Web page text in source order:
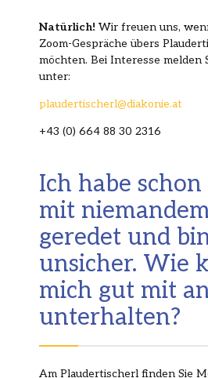
Natürlich! Wir freuen uns,
Zoom-Gespräche übers
möchten. Bei Interesse melden
unter:
plaudertischerl@diakonie.at
+43 (0) 664 88 30 2316
Ich habe
mit
geredet und
unsicher. Wie
mich gut mit
unterhalten?
Am Plaudertischerl finden Sie